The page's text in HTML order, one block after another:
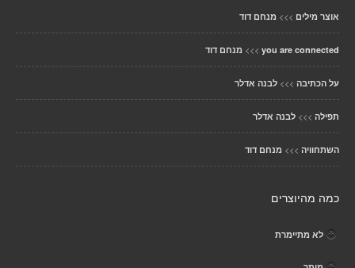
אוצר מילים >>> מנחם דוד
you are connected
>>> מנחם דוד
על הכתיבה >>> לבנה אדלר
תפילה >>> לבנה אדלר
השתחוויה >>> מנחם דוד
כמה מהיוצרים
לא מתיימרת